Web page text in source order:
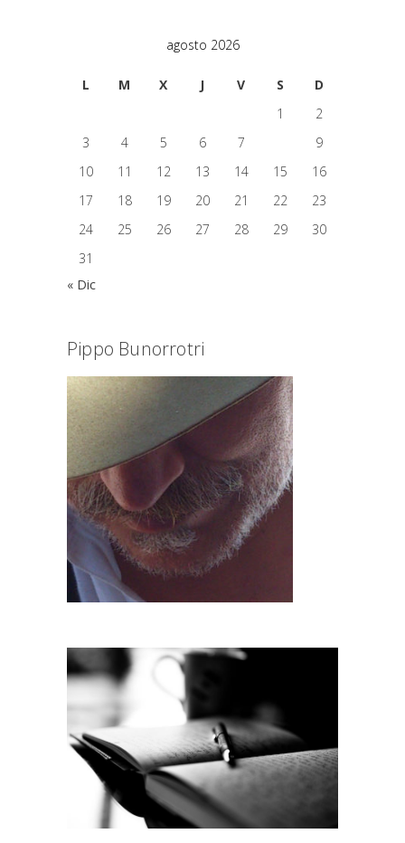
agosto 2026
L M X J V S
D
1
2
3
4 5 6 7
9
10
11 12 13 14 15
16
17
18 19 20 21 22
23
24
25 26 27 28 29
30
31
« Dic
Pippo Bunorrotri